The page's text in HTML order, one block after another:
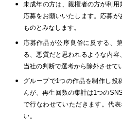
未成年の⽅は、親権者の⽅が利
応募をお願いいたします。応募
ものとみなします。
応募作品が公序良俗に反する、
る、悪質だと思われるような内容
当社の判断で選考から除外させて
グループで1つの作品を制作し投
んが、再生回数の集計は1つの
で行なわせていただきます。代
い。